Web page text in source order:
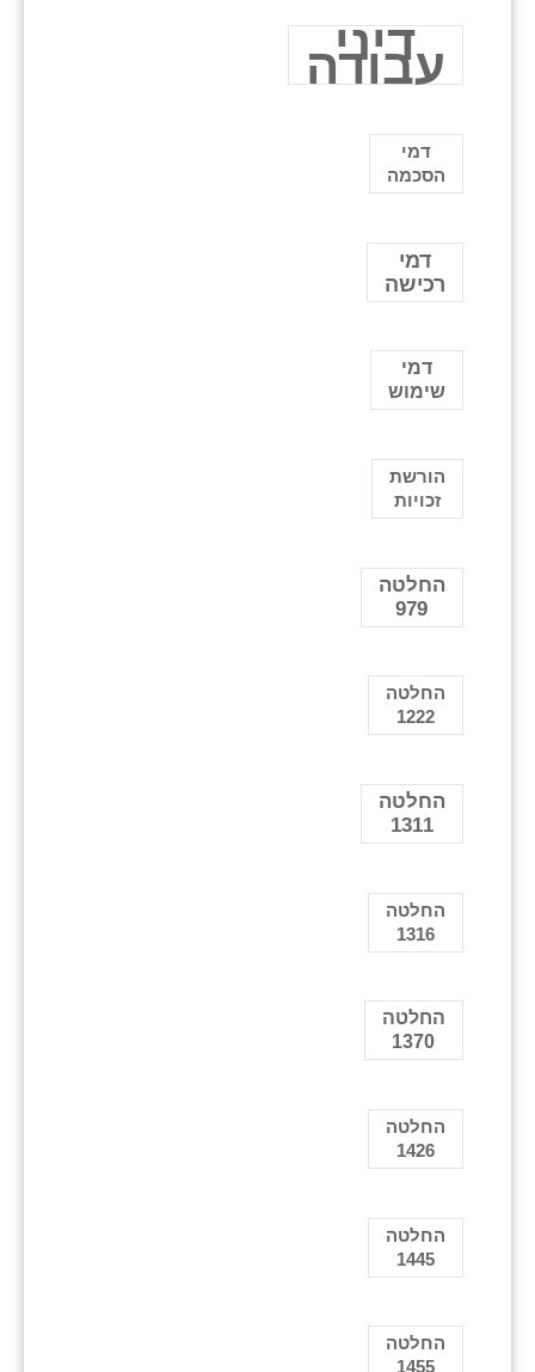
דיני
עבודה
דמי
הסכמה
דמי
רכישה
דמי
שימוש
הורשת
זכויות
החלטה
979
החלטה
1222
החלטה
1311
החלטה
1316
החלטה
1370
החלטה
1426
החלטה
1445
החלטה
1455